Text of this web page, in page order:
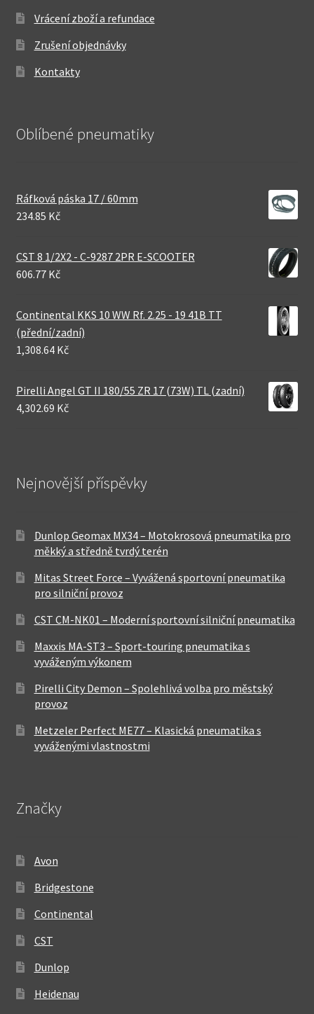
Vrácení zboží a refundace
Zrušení objednávky
Kontakty
Oblíbené pneumatiky
Ráfková páska 17 / 60mm
234.85 Kč
CST 8 1/2X2 - C-9287 2PR E-SCOOTER
606.77 Kč
Continental KKS 10 WW Rf. 2.25 - 19 41B TT
(přední/zadní)
1,308.64 Kč
Pirelli Angel GT II 180/55 ZR 17 (73W) TL (zadní)
4,302.69 Kč
Nejnovější příspěvky
Dunlop Geomax MX34 – Motokrosová pneumatika pro
měkký a středně tvrdý terén
Mitas Street Force – Vyvážená sportovní pneumatika
pro silniční provoz
CST CM-NK01 – Moderní sportovní silniční pneumatika
Maxxis MA-ST3 – Sport-touring pneumatika s
vyváženým výkonem
Pirelli City Demon – Spolehlivá volba pro městský
provoz
Metzeler Perfect ME77 – Klasická pneumatika s
vyváženými vlastnostmi
Značky
Avon
Bridgestone
Continental
CST
Dunlop
Heidenau